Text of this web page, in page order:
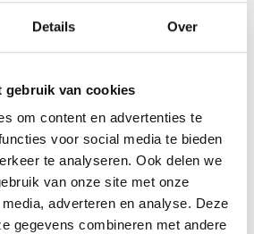
Details Over
gebruik van cookies
om content en advertenties te
voor social media te bieden
te analyseren. Ook delen we
van onze site met onze
adverteren en analyse. Deze
gegevens combineren met andere
Zwitsal – Wascreme Droog